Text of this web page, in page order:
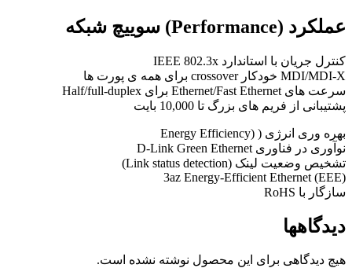
عملکرد (Performance) سوییچ شبکه
کنترل جریان با استاندارد IEEE 802.3x
MDI/MDI-X خودکار crossover برای همه ی پورت ها
سرعت های Ethernet/Fast Ethernet برای Half/full-duplex
پشتیبانی از فریم های بزرگ تا 10,000 بایت
بهره وری انرژی ( (Energy Efficiency
نوآوری در فناوری D-Link Green Ethernet
تشخیص وضعیت لینک (Link status detection)
3az Energy-Efficient Ethernet (EEE)
سازگار با RoHS
دیدگاهها
هیچ دیدگاهی برای این محصول نوشته نشده است.